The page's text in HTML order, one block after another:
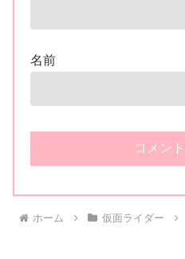
名前
ホーム 仮面ライダー